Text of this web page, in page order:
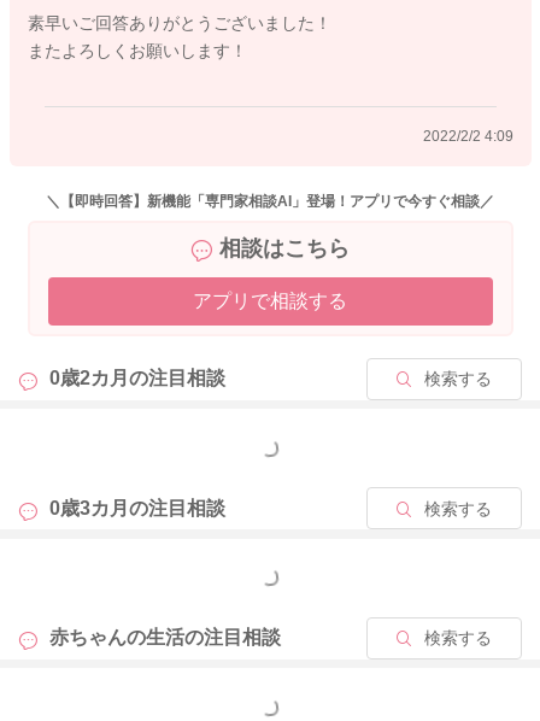
素早いご回答ありがとうございました！
またよろしくお願いします！
2022/2/2 4:09
＼【即時回答】新機能「専門家相談AI」登場！アプリで今すぐ相談／
相談はこちら
アプリで相談する
0歳2カ月の注目相談 検索する
もっと見る
0歳3カ月の注目相談 検索する
もっと見る
赤ちゃんの生活の注目相談 検索する
もっと見る